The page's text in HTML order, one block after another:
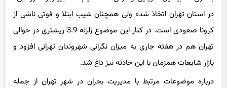
در استان تهران اتخاذ شده ولی همچنان شیب ابتلا و فوتی ناشی از
کرونا صعودی است. در کنار این موضوع زلزله 3.9 ریشتری در حوالی
تهران هم در هفته جاری به میزان نگرانی شهروندان تهرانی افزود و
بازار شایعات همزمان با این حادثه نیز داغ شد.
درباره موضوعات مرتبط با مدیریت بحران در شهر تهران از جمله